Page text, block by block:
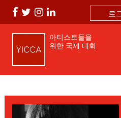
로
아티스트들을
위한 국제 대회